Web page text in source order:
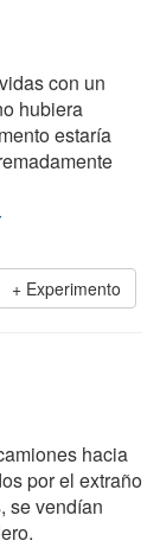
con un
hubiera
estaría
Experimento
hacia
por el extraño
se vendían